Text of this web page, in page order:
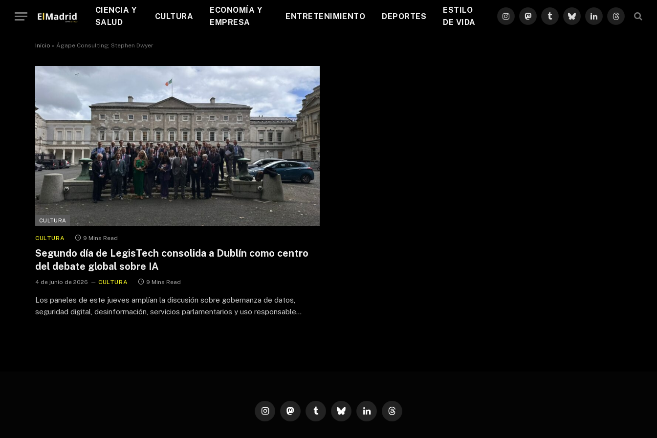
CIENCIA Y
SALUD
CULTURA
ECONOMÍA Y
EMPRESA
ENTRETENIMIENTO DEPORTES
ESTILO
DE VIDA
InstagramMastodonTumblrBlueskyLinkedInThreads
Início » Ágape Consulting; Stephen Dwyer
CULTURA
CULTURA 9 Mins Read
Segundo día de LegisTech consolida a Dublín como centro
del debate global sobre IA
4 de junio de 2026 CULTURA 9 Mins Read
Los paneles de este jueves amplían la discusión sobre gobernanza de datos,
seguridad digital, desinformación, servicios parlamentarios y uso responsable…
InstagramMastodonTumblr Bluesky LinkedInThreads